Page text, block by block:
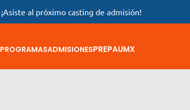
¡Asiste al próximo casting de admisión!
PROGRAMASADMISIONESPREPAUMX